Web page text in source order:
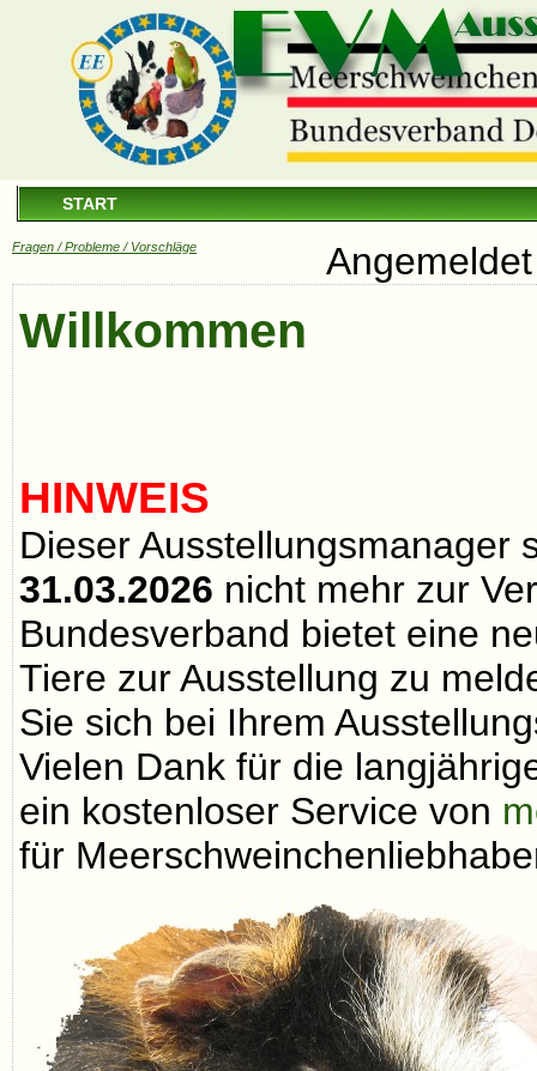
START
Fragen / Probleme / Vorschläge
Willkommen
HINWEIS
Dieser Ausstellungsmanager
31.03.2026 nicht mehr zur
Bundesverband bietet eine
Tiere zur Ausstellung zu
Sie sich bei Ihrem
Vielen Dank für die
ein kostenloser Service von
für